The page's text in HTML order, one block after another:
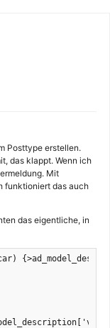
Posttype erstellen.
das klappt. Wenn ich
Mit
funktioniert das auch
das eigentliche, in